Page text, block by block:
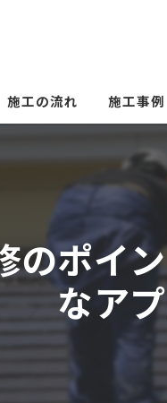
施工の流れ 施工事例
のポイ
なア